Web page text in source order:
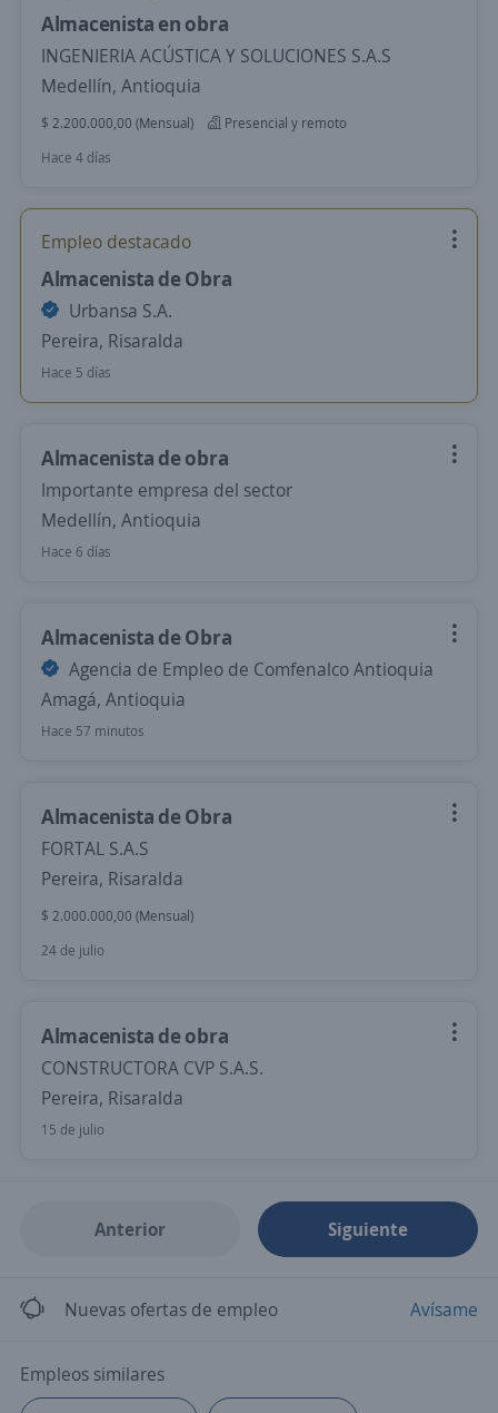
Almacenista en obra
INGENIERIA ACÚSTICA Y SOLUCIONES S.A.S
Medellín, Antioquia
$ 2.200.000,00 (Mensual)
Presencial y remoto
Hace 4 días
Empleo destacado
Almacenista de Obra
Urbansa S.A.
Pereira, Risaralda
Hace 5 días
Almacenista de obra
Importante empresa del sector
Medellín, Antioquia
Hace 6 días
Almacenista de Obra
Agencia de Empleo de Comfenalco Antioquia
Amagá, Antioquia
Hace 57 minutos
Almacenista de Obra
FORTAL S.A.S
Pereira, Risaralda
$ 2.000.000,00 (Mensual)
24 de julio
Almacenista de obra
CONSTRUCTORA CVP S.A.S.
Pereira, Risaralda
15 de julio
Anterior Siguiente
Nuevas ofertas de empleo Avísame
Empleos similares